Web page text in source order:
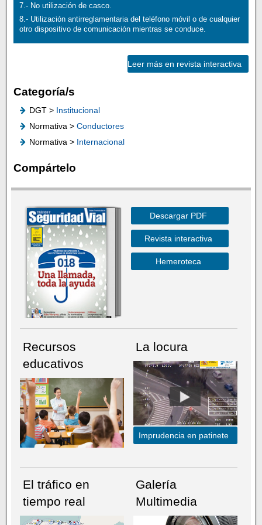
7.- No utilización de casco.
8.- Utilización antirreglamentaria del teléfono móvil o de cualquier
otro dispositivo de comunicación mientras se conduce.
Leer más en revista interactiva
Categoría/s
DGT > Institucional
Normativa > Conductores
Normativa > Internacional
Compártelo
Descargar PDF
Revista interactiva
Hemeroteca
Recursos
educativos
La locura
Imprudencia en patinete
El tráfico en
tiempo real
Galería
Multimedia